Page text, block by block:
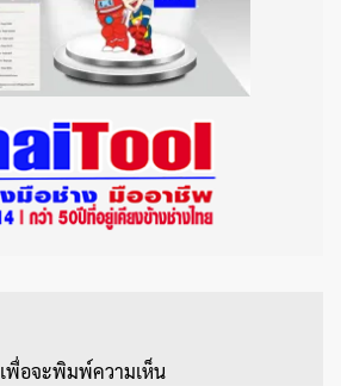
เพื่อจะพิมพ์ความเห็น